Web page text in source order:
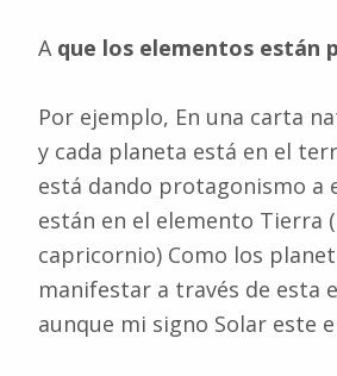
A que los elementos están
Por ejemplo, En una carta
y cada planeta está en el
está dando protagonismo a
están en el elemento Tierra
capricornio) Como los
manifestar a través de esta
aunque mi signo Solar este